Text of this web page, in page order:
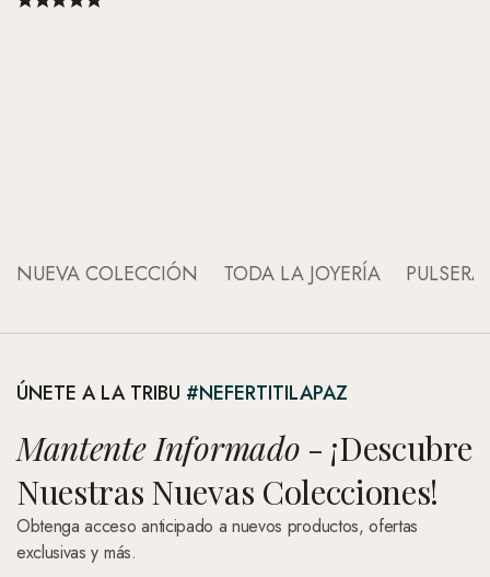
NUEVA COLECCIÓN TODA LA JOYERÍA
ÚNETE A LA TRIBU #NEFERTITILAPAZ
Mantente Informado - ¡Descubre
Nuestras Nuevas Colecciones!
Obtenga acceso anticipado a nuevos productos, ofertas
exclusivas y más.